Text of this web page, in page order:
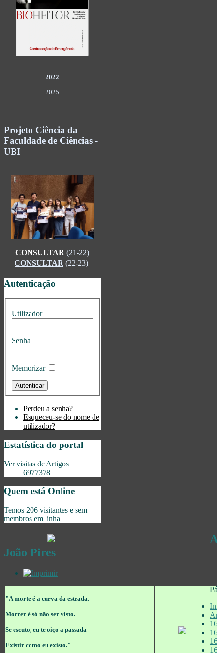
2022
2025
Projeto Ciência da
Faculdade de Ciências -
UBI
CONSULTAR (21-22)
CONSULTAR (22-23)
Autenticação
Utilizador
Senha
Memorizar
Perdeu a senha?
Esqueceu-se do nome de
utilizador?
Estatística do portal
Ver visitas de Artigos
6977378
Quem está Online
Temos 206 visitantes e sem
membros em linha
João Pires
"A morte é a curva da estrada,
Morrer é só não ser visto.
Se escuto, eu te oiço a passada
Existir como eu existo."